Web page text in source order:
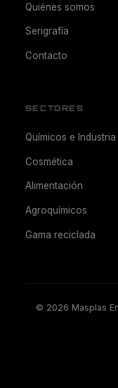
Quiénes somos
Serigrafía
Contacto
SECTORES
Químicos e Industria
Cosmética
Alimentación
Agroquímicos
Gama reciclada
© 2026 Masplas